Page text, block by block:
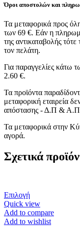
Όροι αποστολών και
Τα μεταφορικά προς
των 69 €. Εάν η
της αντικαταβολής
τον πελάτη.
Για παραγγελίες κάτω
2.60 €.
Τα προϊόντα
μεταφορική εταιρεία
απόστασης - Δ.Π &
Τα μεταφορικά στην
αγορά.
Σχετικά
ΕπιλογήΑυτό
το
προϊόν
έχει
Quick view
Add to compare
Add to wishlist